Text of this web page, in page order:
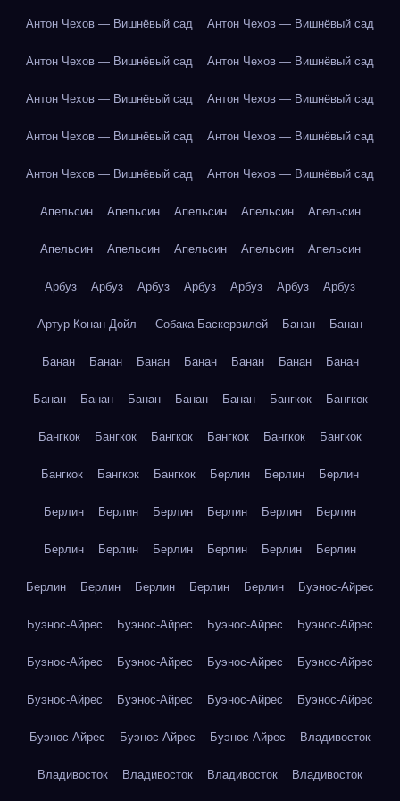
Антон Чехов — Вишнёвый сад Антон Чехов — Вишнёвый сад
Антон Чехов — Вишнёвый сад Антон Чехов — Вишнёвый сад
Антон Чехов — Вишнёвый сад Антон Чехов — Вишнёвый сад
Антон Чехов — Вишнёвый сад Антон Чехов — Вишнёвый сад
Антон Чехов — Вишнёвый сад Антон Чехов — Вишнёвый сад
Апельсин Апельсин Апельсин Апельсин Апельсин
Апельсин Апельсин Апельсин Апельсин Апельсин
Арбуз Арбуз Арбуз Арбуз Арбуз Арбуз Арбуз
Артур Конан Дойл — Собака Баскервилей Банан Банан
Банан Банан Банан Банан Банан Банан Банан
Банан Банан Банан Банан Банан Бангкок Бангкок
Бангкок Бангкок Бангкок Бангкок Бангкок Бангкок
Бангкок Бангкок Бангкок Берлин Берлин Берлин
Берлин Берлин Берлин Берлин Берлин Берлин
Берлин Берлин Берлин Берлин Берлин Берлин
Берлин Берлин Берлин Берлин Берлин Буэнос-Айрес
Буэнос-Айрес Буэнос-Айрес Буэнос-Айрес Буэнос-Айрес
Буэнос-Айрес Буэнос-Айрес Буэнос-Айрес Буэнос-Айрес
Буэнос-Айрес Буэнос-Айрес Буэнос-Айрес Буэнос-Айрес
Буэнос-Айрес Буэнос-Айрес Буэнос-Айрес Владивосток
Владивосток Владивосток Владивосток Владивосток